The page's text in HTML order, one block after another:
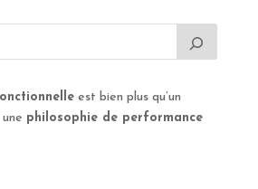
est bien plus qu’un
philosophie de performance